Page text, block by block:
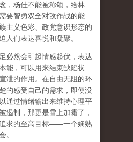
，杨佳不能被称颂，给林
要智勇双全对敌作战的能
主义色彩、政党意识形态的
人们表达喜悦和凝聚。
必然会引起情感起伏， 表达
能，可以用来结束缺陷状
泄的作用 。在自由无阻的环
的感受自己的需求，即便没
通过情绪输出来维持心理平
遏制，那更是雪上加霜了，
求的至高目标——一个娴熟
。